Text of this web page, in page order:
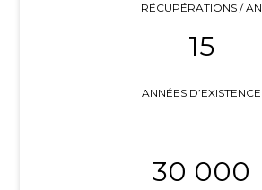
RÉCUPÉRATIONS / AN
15
ANNÉES D’EXISTENCE
30 000